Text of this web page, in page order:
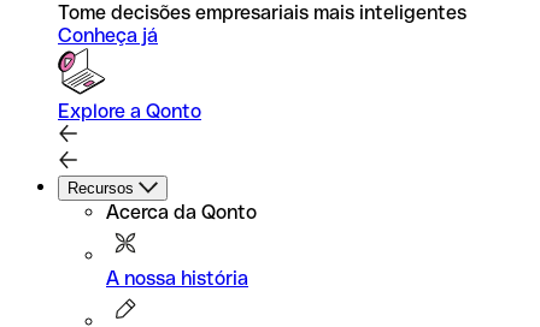
Tome decisões empresariais mais inteligentes
Conheça já
Explore a Qonto
Recursos
Acerca da Qonto
A nossa história